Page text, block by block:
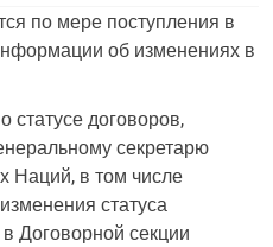
по мере поступления в
об изменениях в
договоров,
секретарю
Наций, в том числе
статуса
Договорной секции